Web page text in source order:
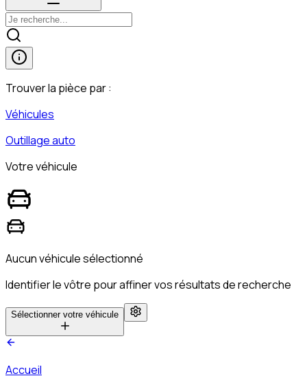
Trouver la pièce par :
Véhicules
Outillage auto
Votre véhicule
Aucun véhicule sélectionné
Identifier le vôtre pour affiner vos résultats de recherche
Sélectionner votre véhicule
Accueil